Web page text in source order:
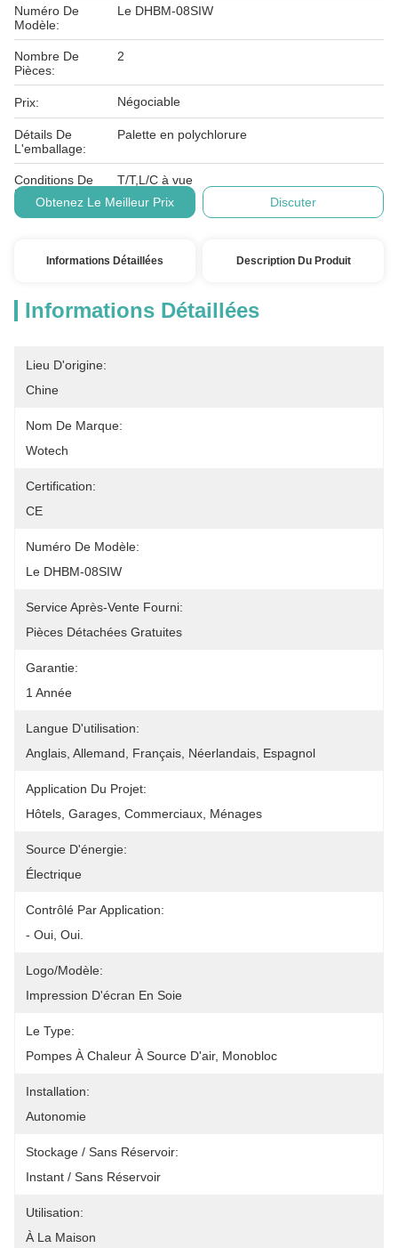
Numéro De
Modèle:
Le DHBM-08SIW
Nombre De
Pièces:
2
Prix: Négociable
Détails De
L'emballage:
Palette en polychlorure
Conditions De
Paiement:
T/T,L/C à vue
Obtenez Le Meilleur Prix
Discuter
Informations Détaillées Description Du Produit
Informations Détaillées
Lieu D'origine:
Chine
Nom De Marque:
Wotech
Certification:
CE
Numéro De Modèle:
Le DHBM-08SIW
Service Après-Vente Fourni:
Pièces Détachées Gratuites
Garantie:
1 Année
Langue D'utilisation:
Anglais, Allemand, Français, Néerlandais, Espagnol
Application Du Projet:
Hôtels, Garages, Commerciaux, Ménages
Source D'énergie:
Électrique
Contrôlé Par Application:
- Oui, Oui.
Logo/modèle:
Impression D'écran En Soie
Le Type:
Pompes À Chaleur À Source D'air, Monobloc
Installation:
Autonomie
Stockage / Sans Réservoir:
Instant / Sans Réservoir
Utilisation:
À La Maison